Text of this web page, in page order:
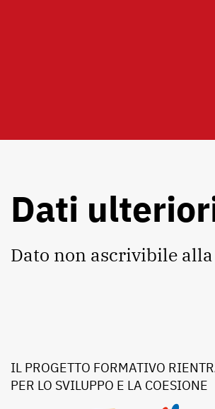
Dati
Dato non ascrivibile
IL PROGETTO FORMATIVO
PER LO SVILUPPO E LA COESIONE